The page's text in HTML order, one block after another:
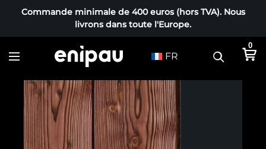
Commande minimale de 400 euros (hors TVA). Nous
livrons dans toute l'Europe.
FR
0